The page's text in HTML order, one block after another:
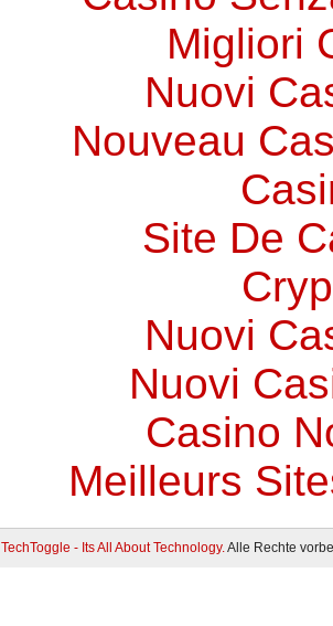
Migliori
Nuovi
Nouveau
Site De
Nuovi
Nuovi
Casino
Meilleurs
TechToggle - Its All About Technology.Alle Rechte